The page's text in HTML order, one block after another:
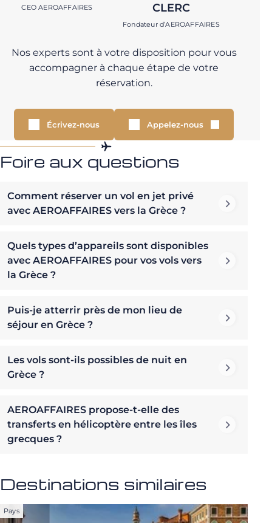
CEO AEROAFFAIRES
CLERC
Fondateur d’AEROAFFAIRES
Nos experts sont à votre disposition pour vous
accompagner à chaque étape de votre
réservation.
Écrivez-nous Appelez-nous
Foire aux questions
Comment réserver un vol en jet privé
avec AEROAFFAIRES vers la Grèce ?
Quels types d’appareils sont disponibles
avec AEROAFFAIRES pour vos vols vers
la Grèce ?
Puis-je atterrir près de mon lieu de
séjour en Grèce ?
Les vols sont-ils possibles de nuit en
Grèce ?
AEROAFFAIRES propose-t-elle des
transferts en hélicoptère entre les îles
grecques ?
Destinations similaires
Pays